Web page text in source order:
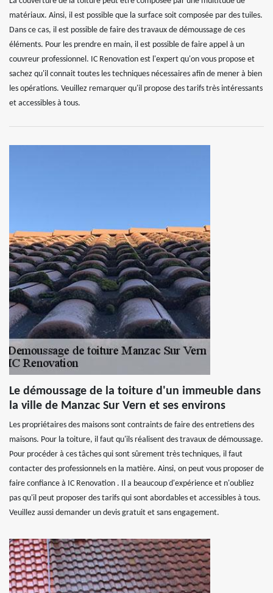
matériaux. Ainsi, il est possible que la surface soit composée par des tuiles.
Dans ce cas, il est possible de faire des travaux de démoussage de ces
éléments. Pour les prendre en main, il est possible de faire appel à un
couvreur professionnel. IC Renovation est l'expert qu'on vous propose et
sachez qu'il connait toutes les techniques nécessaires afin de mener à bien
les opérations. Veuillez remarquer qu'il propose des tarifs très intéressants
et accessibles à tous.
Le démoussage de la toiture d'un immeuble dans
la ville de Manzac Sur Vern et ses environs
Les propriétaires des maisons sont contraints de faire des entretiens des
maisons. Pour la toiture, il faut qu'ils réalisent des travaux de démoussage.
Pour procéder à ces tâches qui sont sûrement très techniques, il faut
contacter des professionnels en la matière. Ainsi, on peut vous proposer de
faire confiance à IC Renovation . Il a beaucoup d'expérience et n'oubliez
pas qu'il peut proposer des tarifs qui sont abordables et accessibles à tous.
Veuillez aussi demander un devis gratuit et sans engagement.